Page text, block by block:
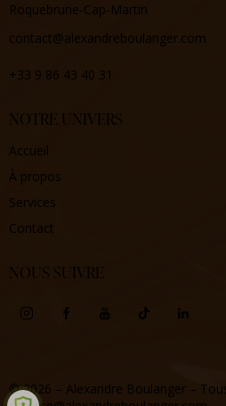
Roquebrune-Cap-Martin
contact@alexandreboulanger.com
+33 9 86 43 40 31
NOTRE UNIVERS
Accueil
À propos
Services
Contact
NOUS SUIVRE
© 2026 – Alexandre Boulanger –